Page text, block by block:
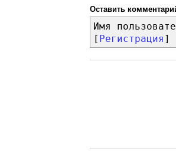
Оставить
Имя
[ Регистрация ]